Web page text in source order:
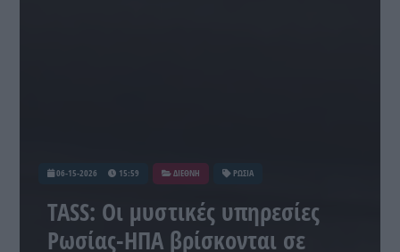
06-15-2026 15:59 ΔΙΕΘΝΗ ΡΩΣΙΑ
TASS: Οι μυστικές υπηρεσίες
Ρωσίας-ΗΠΑ βρίσκονται σε